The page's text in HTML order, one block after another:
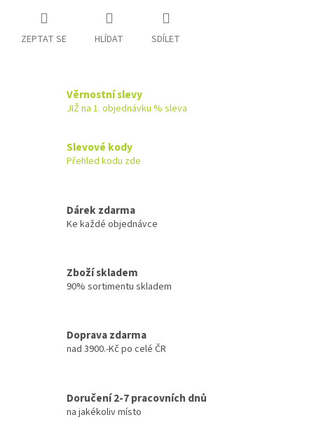
ZEPTAT SE HLÍDAT SDÍLET
Věrnostní slevy
JIŽ na 1. objednávku % sleva
Slevové kody
Přehled kodu zde
Dárek zdarma
Ke každé objednávce
Zboží skladem
90% sortimentu skladem
Doprava zdarma
nad 3900.-Kč po celé ČR
Doručení 2-7 pracovních dnů
na jakékoliv místo